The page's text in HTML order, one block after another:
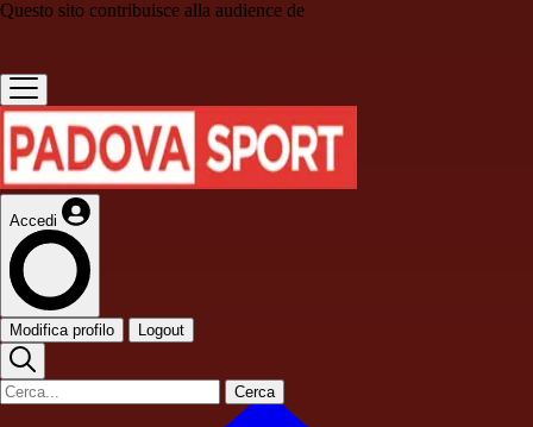
Questo sito contribuisce alla audience de
Accedi
Modifica profilo Logout
Cerca